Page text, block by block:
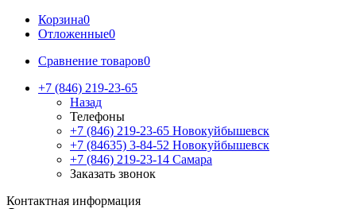
Корзина0
Отложенные0
Сравнение товаров0
+7 (846) 219-23-65
Назад
Телефоны
+7 (846) 219-23-65 Новокуйбышевск
+7 (84635) 3-84-52 Новокуйбышевск
+7 (846) 219-23-14 Самара
Заказать звонок
Контактная информация